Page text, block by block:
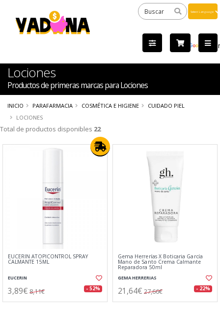
by
Lociones
Productos de primeras marcas para Lociones
INICIO PARAFARMACIA COSMÉTICA E HIGIENE
CUIDADO PIEL
LOCIONES
Total de productos disponibles 22
EUCERIN ATOPICONTROL SPRAY
CALMANTE 15ML
EUCERIN
3,89€ 8,11€ - 52%
Gema Herrerías X Boticaria García
Mano de Santo Crema Calmante
Reparadora 50ml
GEMA HERRERIAS
21,64€ 27,66€ - 22%